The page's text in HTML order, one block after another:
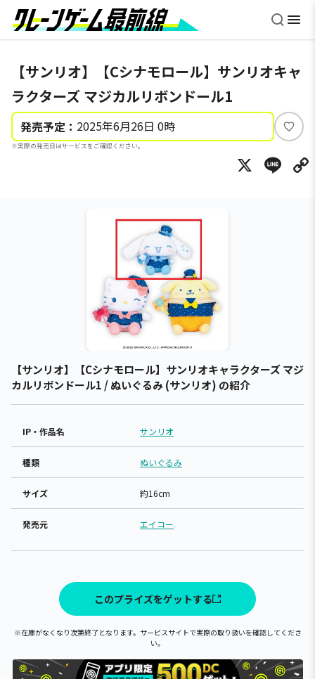
【サンリオ】【Cシナモロール】サンリオキャ
ラクターズ マジカルリボンドール1
発売予定： 2025年6月26日 0時
※実際の発売日はサービスをご確認ください。
い
ね
X
【サンリオ】【Cシナモロール】サンリオキャラクターズ マジ
カルリボンドール1 / ぬいぐるみ (サンリオ) の紹介
IP・作品名 サンリオ
種類 ぬいぐるみ
サイズ 約16cm
発売元 エイコー
このプライズをゲットする
※在庫がなくなり次第終了となります。サービスサイトで実際の取り扱いを確認してくださ
い。